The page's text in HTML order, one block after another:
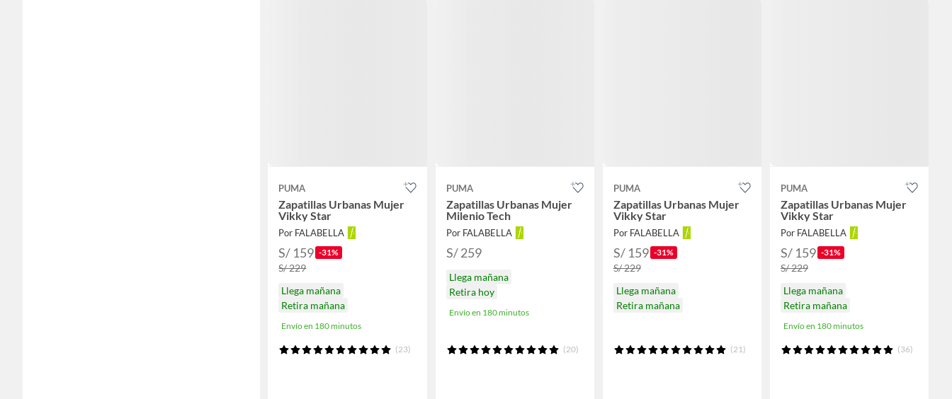
PUMA
Zapatillas Urbanas Mujer
Vikky Star
Por FALABELLA
S/ 159 -31%
S/ 229
Llega mañana
Retira mañana
Envío en 180 minutos
(23)
PUMA
Zapatillas Urbanas Mujer
Milenio Tech
Por FALABELLA
S/ 259
Llega mañana
Retira hoy
Envío en 180 minutos
(20)
PUMA
Zapatillas Urbanas Mujer
Vikky Star
Por FALABELLA
S/ 159 -31%
S/ 229
Llega mañana
Retira mañana
(21)
PUMA
Zapatillas Urbanas Mujer
Vikky Star
Por FALABELLA
S/ 159 -31%
S/ 229
Llega mañana
Retira mañana
Envío en 180 minutos
(36)